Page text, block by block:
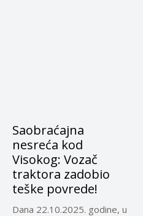
Saobraćajna
nesreća kod
Visokog: Vozač
traktora zadobio
teške povrede!
Dana 22.10.2025. godine, u